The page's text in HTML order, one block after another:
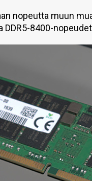
nopeutta muun
DDR5-8400-